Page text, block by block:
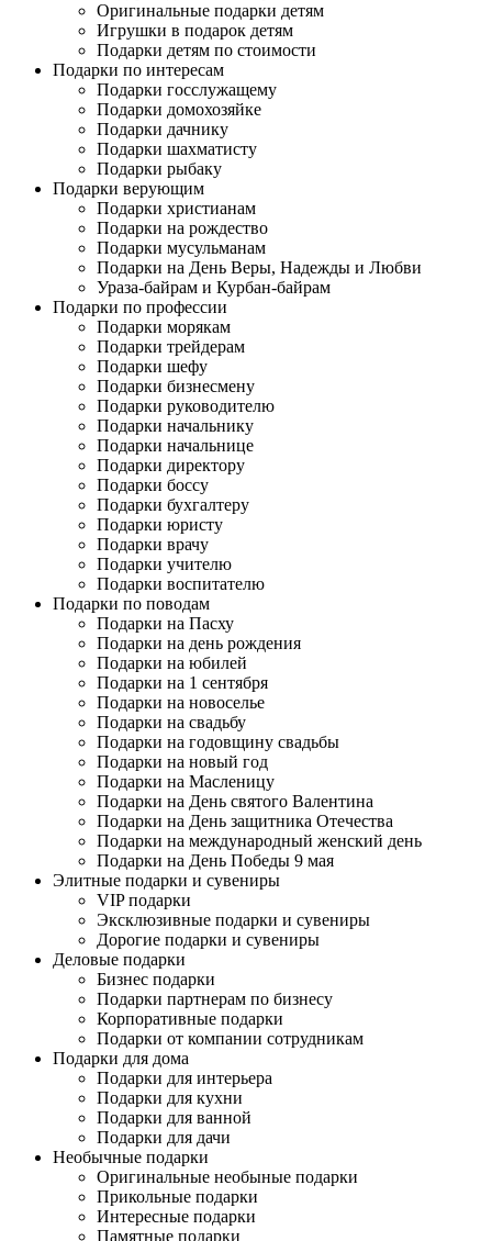
Оригинальные подарки детям
Игрушки в подарок детям
Подарки детям по стоимости
Подарки по интересам
Подарки госслужащему
Подарки домохозяйке
Подарки дачнику
Подарки шахматисту
Подарки рыбаку
Подарки верующим
Подарки христианам
Подарки на рождество
Подарки мусульманам
Подарки на День Веры, Надежды и Любви
Ураза-байрам и Курбан-байрам
Подарки по профессии
Подарки морякам
Подарки трейдерам
Подарки шефу
Подарки бизнесмену
Подарки руководителю
Подарки начальнику
Подарки начальнице
Подарки директору
Подарки боссу
Подарки бухгалтеру
Подарки юристу
Подарки врачу
Подарки учителю
Подарки воспитателю
Подарки по поводам
Подарки на Пасху
Подарки на день рождения
Подарки на юбилей
Подарки на 1 сентября
Подарки на новоселье
Подарки на свадьбу
Подарки на годовщину свадьбы
Подарки на новый год
Подарки на Масленицу
Подарки на День святого Валентина
Подарки на День защитника Отечества
Подарки на международный женский день
Подарки на День Победы 9 мая
Элитные подарки и сувениры
VIP подарки
Эксклюзивные подарки и сувениры
Дорогие подарки и сувениры
Деловые подарки
Бизнес подарки
Подарки партнерам по бизнесу
Корпоративные подарки
Подарки от компании сотрудникам
Подарки для дома
Подарки для интерьера
Подарки для кухни
Подарки для ванной
Подарки для дачи
Необычные подарки
Оригинальные необыные подарки
Прикольные подарки
Интересные подарки
Памятные подарки